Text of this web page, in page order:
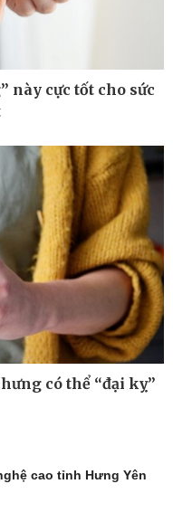
thao
đá quốc tế
đá Việt Nam
giới thể thao
thi đấu bóng đá
trường
này cực tốt cho sức
có thể “đại kỵ”
cao tỉnh Hưng Yên